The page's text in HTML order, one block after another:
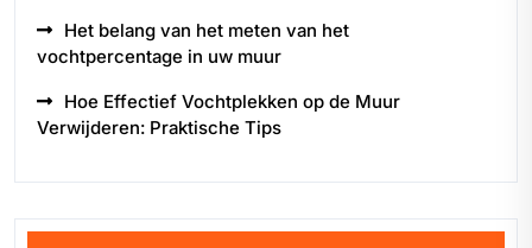
Het belang van het meten van het
vochtpercentage in uw muur
Hoe Effectief Vochtplekken op de Muur
Verwijderen: Praktische Tips